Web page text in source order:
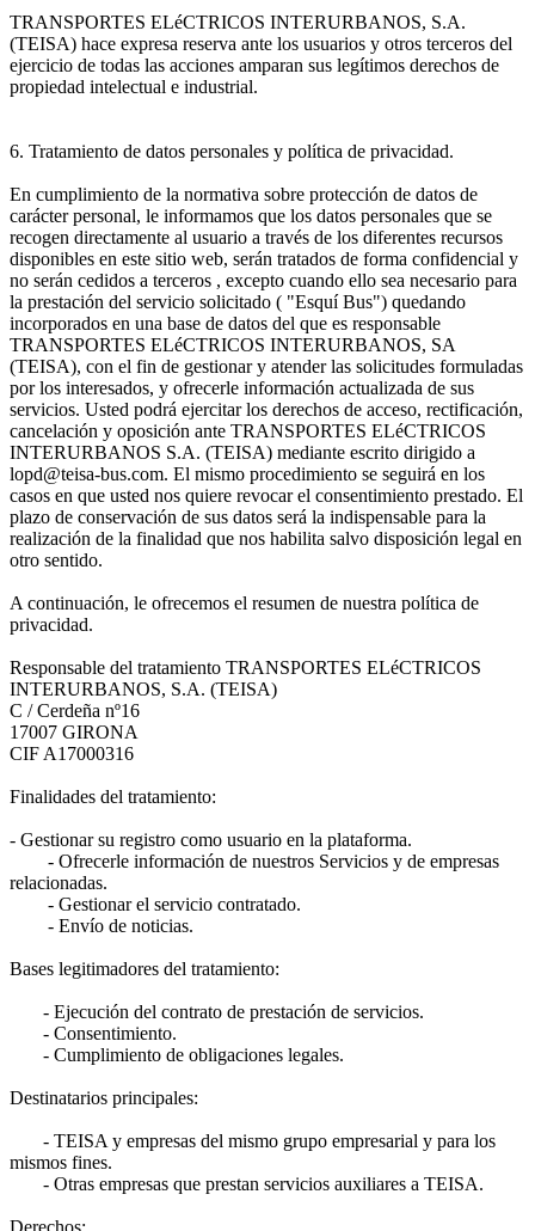
TRANSPORTES ELéCTRICOS INTERURBANOS, S.A.
(TEISA) hace expresa reserva ante los usuarios y otros terceros del
ejercicio de todas las acciones amparan sus legítimos derechos de
propiedad intelectual e industrial.
6. Tratamiento de datos personales y política de privacidad.
En cumplimiento de la normativa sobre protección de datos de
carácter personal, le informamos que los datos personales que se
recogen directamente al usuario a través de los diferentes recursos
disponibles en este sitio web, serán tratados de forma confidencial y
no serán cedidos a terceros , excepto cuando ello sea necesario para
la prestación del servicio solicitado ( "Esquí Bus") quedando
incorporados en una base de datos del que es responsable
TRANSPORTES ELéCTRICOS INTERURBANOS, SA
(TEISA), con el fin de gestionar y atender las solicitudes formuladas
por los interesados, y ofrecerle información actualizada de sus
servicios. Usted podrá ejercitar los derechos de acceso, rectificación,
cancelación y oposición ante TRANSPORTES ELéCTRICOS
INTERURBANOS S.A. (TEISA) mediante escrito dirigido a
lopd@teisa-bus.com. El mismo procedimiento se seguirá en los
casos en que usted nos quiere revocar el consentimiento prestado. El
plazo de conservación de sus datos será la indispensable para la
realización de la finalidad que nos habilita salvo disposición legal en
otro sentido.
A continuación, le ofrecemos el resumen de nuestra política de
privacidad.
Responsable del tratamiento TRANSPORTES ELéCTRICOS
INTERURBANOS, S.A. (TEISA)
C / Cerdeña nº16
17007 GIRONA
CIF A17000316
Finalidades del tratamiento:
- Gestionar su registro como usuario en la plataforma.
- Ofrecerle información de nuestros Servicios y de empresas
relacionadas.
- Gestionar el servicio contratado.
- Envío de noticias.
Bases legitimadores del tratamiento:
- Ejecución del contrato de prestación de servicios.
- Consentimiento.
- Cumplimiento de obligaciones legales.
Destinatarios principales:
- TEISA y empresas del mismo grupo empresarial y para los
mismos fines.
- Otras empresas que prestan servicios auxiliares a TEISA.
Derechos: